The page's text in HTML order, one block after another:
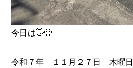
今日は👋😃
令和７年 １１月２７日 木曜日